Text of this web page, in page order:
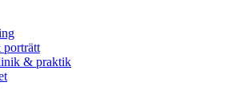
& praktik